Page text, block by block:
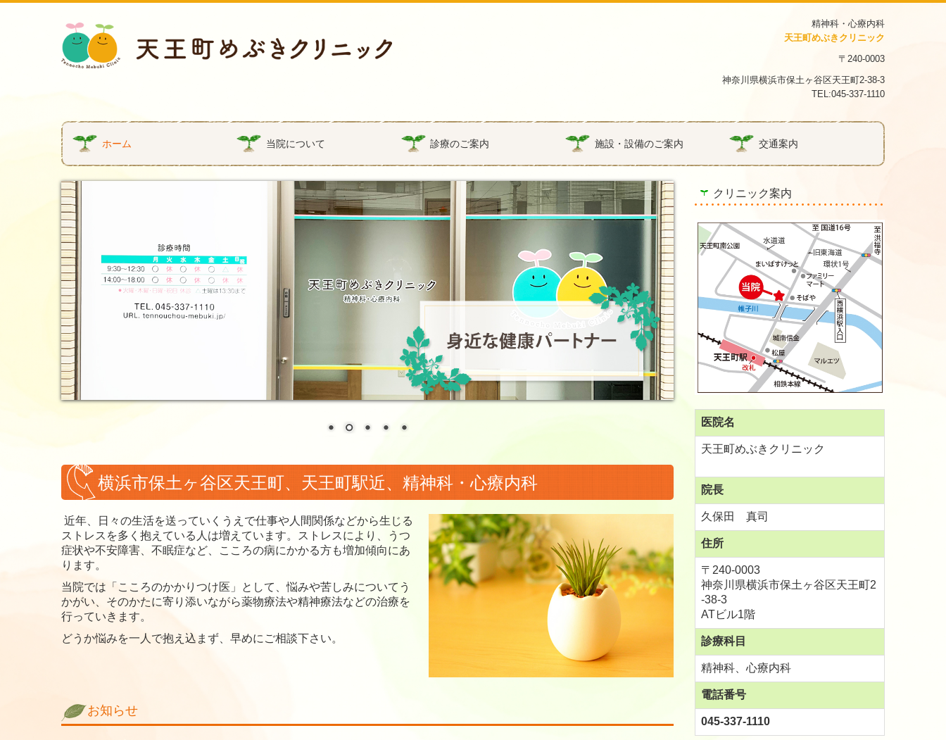
精神科・心療内科
天王町めぶきクリニック
〒240-0003
神奈川県横浜市保土ヶ谷区天王町2-38-3
TEL:045-337-1110
ホーム 当院について 診療のご案内 施設・設備のご案内 交通案内
横浜市保土ヶ谷区天王町、天王町駅近、精神科・心療内科
近年、日々の生活を送っていくうえで仕事や人間関係などから生じる
ストレスを多く抱えている人は増えています。
ストレスにより、うつ
症状や不安障害、不眠症など、こころの病にかかる方も増加傾向にあ
ります。
当院では「こころのかかりつけ医」として、悩みや苦しみについてう
かがい、そのかたに寄り添いながら薬物療法や精神療法などの治療を
行っていきます。
どうか悩みを一人で抱え込まず、早めにご相談下さい。
お知らせ
クリニック案内
医院名
天王町めぶきクリニック
院長
久保田 真司
住所
〒240-0003
神奈川県横浜市保土ヶ谷区天王町2
-38-3
ATビル1階
診療科目
精神科、心療内科
電話番号
045-337-1110